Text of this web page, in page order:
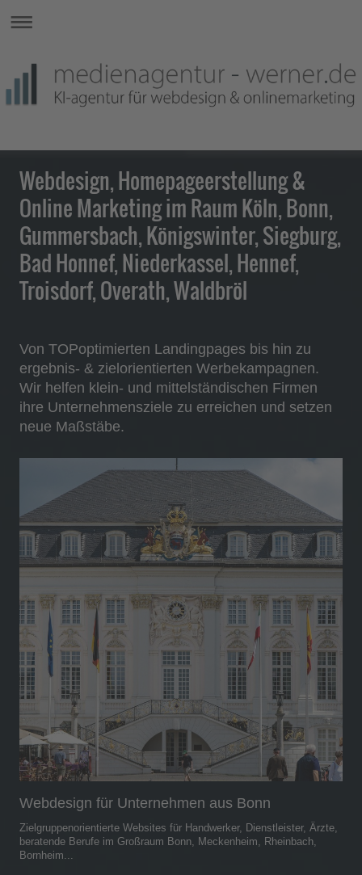
Webdesign, Homepageerstellung &
Online Marketing im Raum Köln, Bonn,
Gummersbach, Königswinter, Siegburg,
Bad Honnef, Niederkassel, Hennef,
Troisdorf, Overath, Waldbröl
Von TOPoptimierten Landingpages bis hin zu
ergebnis- & zielorientierten Werbekampagnen.
Wir helfen klein- und mittelständischen Firmen
ihre Unternehmensziele zu erreichen und setzen
neue Maßstäbe.
Webdesign für Unternehmen aus Bonn
Zielgruppenorientierte Websites für Handwerker, Dienstleister, Ärzte,
beratende Berufe im Großraum Bonn, Meckenheim, Rheinbach,
Bornheim...